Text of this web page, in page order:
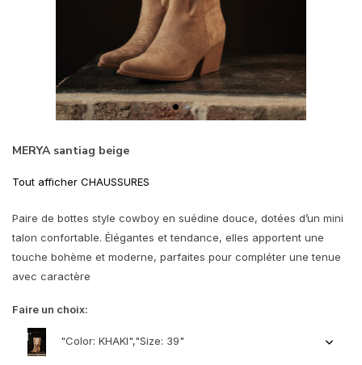
MERYA santiag beige
Tout afficher CHAUSSURES
Paire de bottes style cowboy en suédine douce, dotées d’un mini
talon confortable. Élégantes et tendance, elles apportent une
touche bohème et moderne, parfaites pour compléter une tenue
avec caractère
Faire un choix:
"Color: KHAKI","Size: 39"